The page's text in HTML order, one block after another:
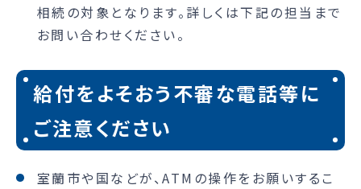
相続の対象となります。詳しくは下記の担当まで
お問い合わせください。
給付をよそおう不審な電話等に
ご注意ください
室蘭市や国などが、ATMの操作をお願いするこ